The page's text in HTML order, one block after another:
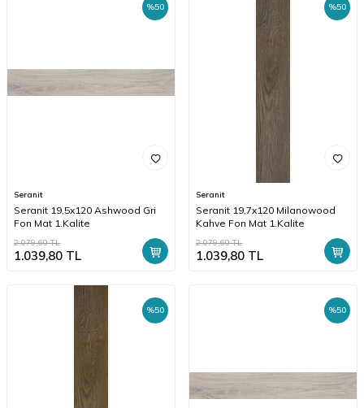
%50
Seranit
Seranit 19,5x120 Ashwood Gri
Fon Mat 1.Kalite
2.079,60TL
1.039,80 TL
%50
Seranit
Seranit 19,7x120 Milanowood
Kahve Fon Mat 1.Kalite
2.079,60TL
1.039,80 TL
%50 %50